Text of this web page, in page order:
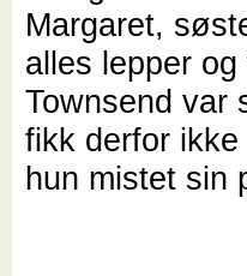
Margaret,
alles lepper
Townsend var
fikk derfor
hun mistet sin